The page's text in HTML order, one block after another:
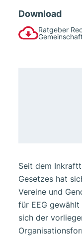
Download
Ratgeber
Seit dem
Gesetzes hat
Vereine und
für EEG
sich der